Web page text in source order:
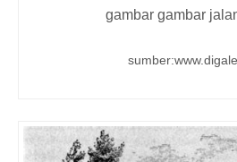
gambar gambar